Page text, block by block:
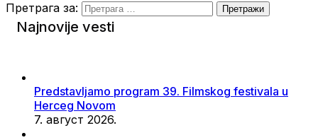
Претрага за:
Najnovije vesti
Predstavljamo program 39. Filmskog festivala u
Herceg Novom
7. август 2026.